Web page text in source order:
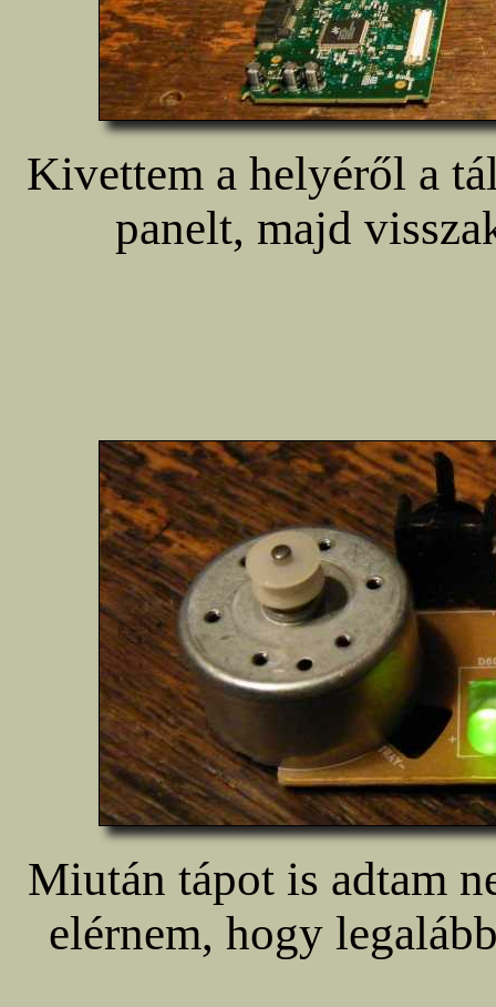
Kivettem a helyéről a
panelt, majd
Miután tápot is adtam
elérnem, hogy